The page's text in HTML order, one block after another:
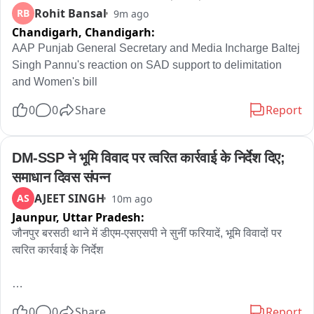
RB Rohit Bansal 9m ago
Chandigarh, Chandigarh:
AAP Punjab General Secretary and Media Incharge Baltej
Singh Pannu's reaction on SAD support to delimitation
and Women's bill
0 0 Share Report
DM-SSP ने भूमि विवाद पर त्वरित कार्रवाई के निर्देश दिए;
समाधान दिवस संपन्न
AS AJEET SINGH 10m ago
Jaunpur, Uttar Pradesh:
जौनपुर बरसठी थाने में डीएम-एसएसपी ने सुनीं फरियादें, भूमि विवादों पर
त्वरित कार्रवाई के निर्देश